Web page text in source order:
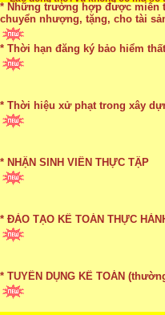
số CMND
* Những trường hợp được miễn
chuyển nhượng, tặng, cho tài sản
theo pháp luật
* Thời hạn đăng ký bảo hiểm thất
* Thời hiệu xử phạt trong xây
* NHẬN SINH VIÊN THỰC TẬP
* ĐÀO TẠO KẾ TOÁN THỰC HÀNH
* TUYỂN DỤNG KẾ TOÁN